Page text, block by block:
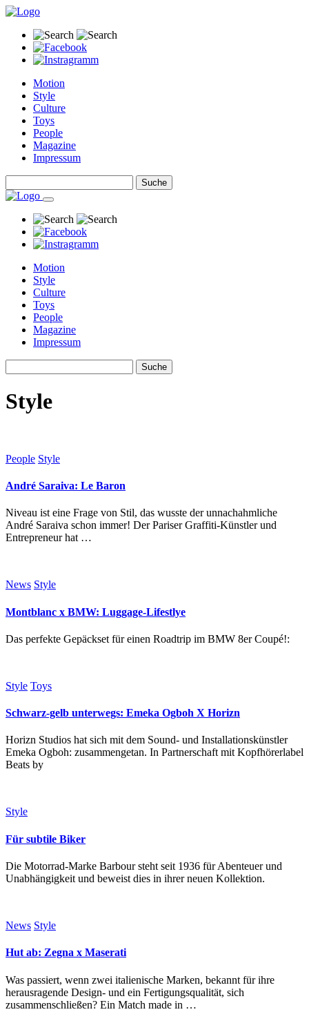
Motion
Style
Culture
Toys
People
Magazine
Impressum
Motion
Style
Culture
Toys
People
Magazine
Impressum
Style
People Style
André Saraiva: Le Baron
Niveau ist eine Frage von Stil, das wusste der unnachahmliche
André Saraiva schon immer! Der Pariser Graffiti-Künstler und
Entrepreneur hat …
News Style
Montblanc x BMW: Luggage-Lifestlye
Das perfekte Gepäckset für einen Roadtrip im BMW 8er Coupé!:
Style Toys
Schwarz-gelb unterwegs: Emeka Ogboh X Horizn
Horizn Studios hat sich mit dem Sound- und Installationskünstler
Emeka Ogboh: zusammengetan. In Partnerschaft mit Kopfhörerlabel
Beats by
Style
Für subtile Biker
Die Motorrad-Marke Barbour steht seit 1936 für Abenteuer und
Unabhängigkeit und beweist dies in ihrer neuen Kollektion.
News Style
Hut ab: Zegna x Maserati
Was passiert, wenn zwei italienische Marken, bekannt für ihre
herausragende Design- und ein Fertigungsqualität, sich
zusammenschließen? Ein Match made in …